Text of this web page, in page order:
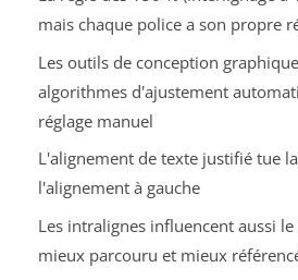
mais chaque police a son propre
Les outils de conception
algorithmes d'ajustement
réglage manuel
L'alignement de texte justifié tue
l'alignement à gauche
Les intralignes influencent aussi
mieux parcouru et mieux